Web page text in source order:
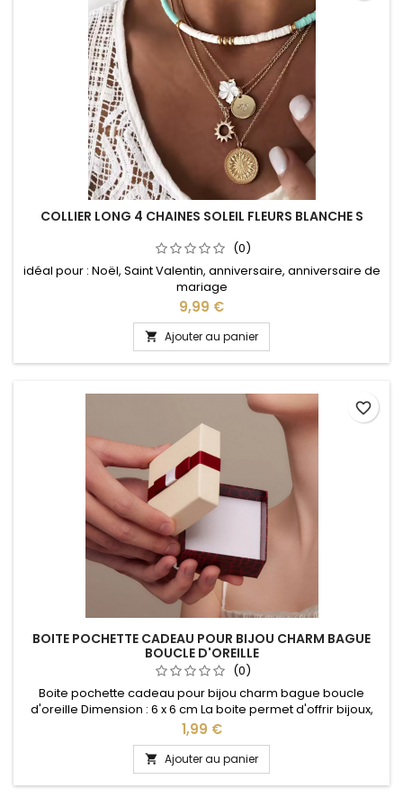
COLLIER LONG 4 CHAINES SOLEIL FLEURS BLANCHE S
(0)
idéal pour : Noël, Saint Valentin, anniversaire, anniversaire de
mariage
Prix
9,99 €
 Ajouter au panier
BOITE POCHETTE CADEAU POUR BIJOU CHARM BAGUE
BOUCLE D'OREILLE
(0)
Boite pochette cadeau pour bijou charm bague boucle
d'oreille Dimension : 6 x 6 cm La boite permet d'offrir bijoux,
charms, bracelets dans un magnifique écrin idéal pour : Noël,
Saint Valentin, anniversaire, anniversaire de mariage, fête
des mères
Prix
1,99 €
 Ajouter au panier
favorite_border